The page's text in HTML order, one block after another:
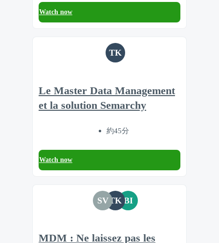
Watch now
TK
Le Master Data Management
et la solution Semarchy
約45分
Watch now
SV TK BI
MDM : Ne laissez pas les